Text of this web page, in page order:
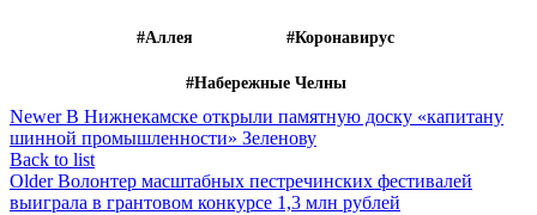
#аллея #коронавирус
#Набережные Челны
Newer В Нижнекамске открыли памятную доску «капитану
шинной промышленности» Зеленову
Back to list
Older Волонтер масштабных пестречинских фестивалей
выиграла в грантовом конкурсе 1,3 млн рублей